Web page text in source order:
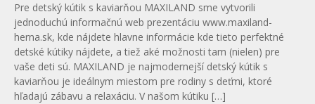
Pre detský kútik s kaviarňou MAXILAND sme vytvorili
jednoduchú informačnú web prezentáciu www.maxiland-
herna.sk, kde nájdete hlavne informácie kde tieto perfektné
detské kútiky nájdete, a tiež aké možnosti tam (nielen) pre
vaše deti sú. MAXILAND je najmodernejší detský kútik s
kaviarňou je ideálnym miestom pre rodiny s deťmi, ktoré
hľadajú zábavu a relaxáciu. V našom kútiku […]